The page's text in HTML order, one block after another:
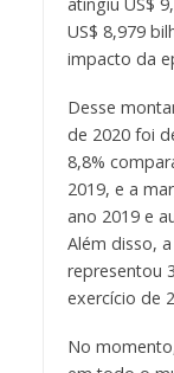
US$ 8,979
impacto da
Desse
de 2020 foi
8,8%
2019, e a
ano 2019 e
Além disso,
representou
exercício de
No